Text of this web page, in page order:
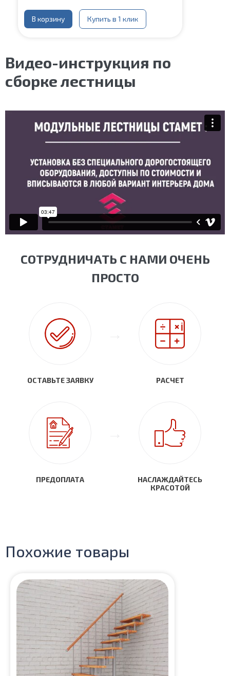
В корзину Купить в 1 клик
Видео-инструкция по
сборке лестницы
СОТРУДНИЧАТЬ С НАМИ ОЧЕНЬ
ПРОСТО
ОСТАВЬТЕ ЗАЯВКУ РАСЧЕТ
ПРЕДОПЛАТА
НАСЛАЖДАЙТЕСЬ
КРАСОТОЙ
Похожие товары